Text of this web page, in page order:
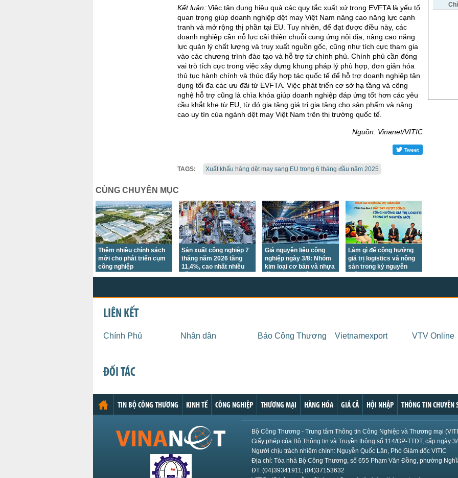
Kết luận: Việc tận dụng hiệu quả các quy tắc xuất xứ trong EVFTA là yếu tố
quan trọng giúp doanh nghiệp dệt may Việt Nam nâng cao năng lực cạnh
tranh và mở rộng thị phần tại EU. Tuy nhiên, để đạt được điều này, các
doanh nghiệp cần nỗ lực cải thiện chuỗi cung ứng nội địa, nâng cao năng
lực quản lý chất lượng và truy xuất nguồn gốc, cũng như tích cực tham gia
vào các chương trình đào tạo và hỗ trợ từ chính phủ. Chính phủ cần đóng
vai trò tích cực trong việc xây dựng khung pháp lý phù hợp, đơn giản hóa
thủ tục hành chính và thúc đẩy hợp tác quốc tế để hỗ trợ doanh nghiệp tận
dụng tối đa các ưu đãi từ EVFTA. Việc phát triển cơ sở hạ tầng và công
nghệ hỗ trợ cũng là chìa khóa giúp doanh nghiệp đáp ứng tốt hơn các yêu
cầu khắt khe từ EU, từ đó gia tăng giá trị gia tăng cho sản phẩm và nâng
cao uy tín của ngành dệt may Việt Nam trên thị trường quốc tế.
Nguồn: Vinanet/VITIC
Tweet
TAGS: Xuất khẩu hàng dệt may sang EU trong 6 tháng đầu năm 2025
CÙNG CHUYÊN MỤC
Thêm nhiều chính sách
mới cho phát triển cụm
công nghiệp
Sản xuất công nghiệp 7
tháng năm 2026 tăng
11,4%, cao nhất nhiều
Giá nguyên liệu công
nghiệp ngày 3/8: Nhóm
kim loại cơ bản và nhựa
Làm gì để cộng hưởng
giá trị logistics và nông
sản trong kỷ nguyên
US
LIÊN KẾT
Chính Phủ Nhân dân Báo Công Thương Vietnamexport VTV Online
ĐỐI TÁC
TIN BỘ CÔNG THƯƠNG KINH TẾ CÔNG NGHIỆP THƯƠNG MẠI HÀNG HÓA GIÁ CẢ HỘI NHẬP THÔNG TIN CHUYÊN
Bộ Công Thương - Trung tâm Thông tin Công Nghiệp và Thương mại
Giấy phép của Bộ Thông tin và Truyền thông số 114/GP-TTĐT, cấp ngày
Người chịu trách nhiệm chính: Nguyễn Quốc Lân, Phó Giám đốc VITIC
Địa chỉ: Tòa nhà Bộ Công Thương, số 655 Phạm Văn Đồng, phường
ĐT: (04)39341911; (04)37153632